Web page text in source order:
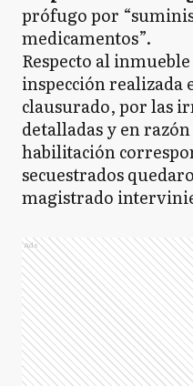
prófugo por
medicamentos”.
Respecto al
inspección realizada
clausurado, por las
detalladas y en
habilitación
secuestrados
magistrado
Ads